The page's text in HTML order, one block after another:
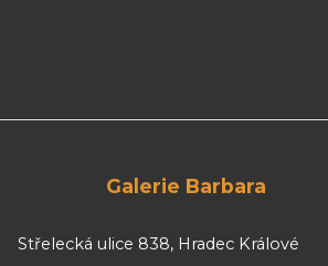
Galerie Barbara
Střelecká ulice 838, Hradec Králové